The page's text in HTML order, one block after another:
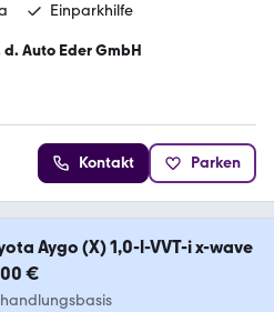
Einparkhilfe
Auto Eder GmbH
Kontakt Parken
Aygo (X) 1,0-l-VVT-i x-wave
€